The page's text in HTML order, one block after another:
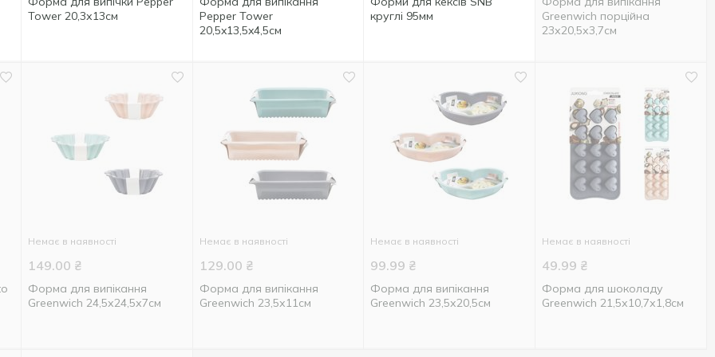
Tower 20,3х13см
Pepper Tower
20,5x13,5x4,5см
круглі 95мм
Greenwich порційна
23х20,5х3,7см
Немає в наявності
149.00 ₴
Форма для випікання
Greenwich 24,5х24,5х7см
Немає в наявності
129.00 ₴
Форма для випікання
Greenwich 23,5х11см
Немає в наявності
99.99 ₴
Форма для випікання
Greenwich 23,5х20,5см
Немає в наявності
49.99 ₴
Форма для шоколаду
Greenwich 21,5х10,7х1,8см